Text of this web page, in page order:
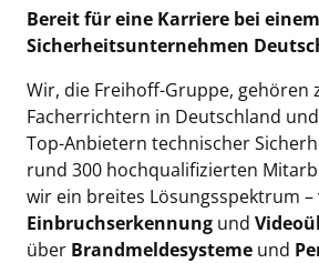
Bereit für eine Karriere bei
Sicherheitsunternehmen
Wir, die Freihoff-Gruppe, gehören
Facherrichtern in Deutschland
Top-Anbietern technischer
rund 300 hochqualifizierten
wir ein breites Lösungsspektrum –
Einbruchserkennung und
über Brandmeldesysteme und